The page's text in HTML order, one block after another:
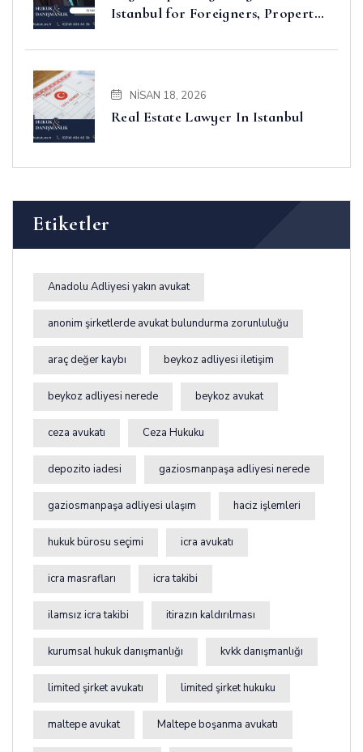
Istanbul for Foreigners, Property,
NISAN 18, 2026
Real Estate Lawyer In Istanbul
Etiketler
Anadolu Adliyesi yakın avukat
anonim şirketlerde avukat bulundurma zorunluluğu
araç değer kaybı beykoz adliyesi iletişim
beykoz adliyesi nerede beykoz avukat
ceza avukatı Ceza Hukuku
depozito iadesi gaziosmanpaşa adliyesi nerede
gaziosmanpaşa adliyesi ulaşım haciz işlemleri
hukuk bürosu seçimi icra avukatı
icra masrafları icra takibi
ilamsız icra takibi itirazın kaldırılması
kurumsal hukuk danışmanlığı kvkk danışmanlığı
limited şirket avukatı limited şirket hukuku
maltepe avukat Maltepe boşanma avukatı